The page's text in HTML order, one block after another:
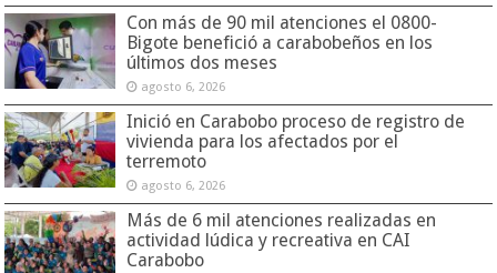
Con más de 90 mil atenciones el 0800-
Bigote benefició a carabobeños en los
últimos dos meses
agosto 6, 2026
Inició en Carabobo proceso de registro de
vivienda para los afectados por el
terremoto
agosto 6, 2026
Más de 6 mil atenciones realizadas en
actividad lúdica y recreativa en CAI
Carabobo